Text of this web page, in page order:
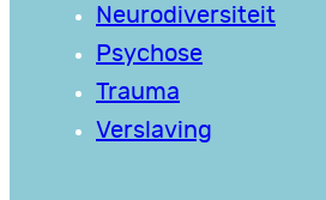
Neurodiversiteit
Psychose
Trauma
Verslaving